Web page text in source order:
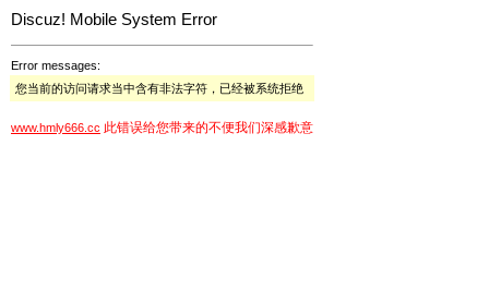
Discuz! Mobile System Error
Error messages:
您当前的访问请求当中含有非法字符，已经被系统拒绝
www.hmly666.cc 此错误给您带来的不便我们深感歉意